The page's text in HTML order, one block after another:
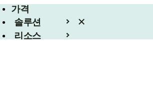
가격
솔루션
리소스